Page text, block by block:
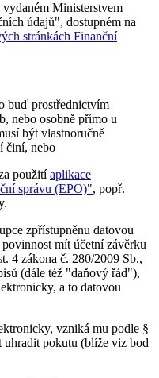
Ministerstvem
údajů", dostupném na
stránkách Finanční
buď prostřednictvím
nebo osobně přímo u
být vlastnoručně
činí, nebo
použitíaplikace
správu (EPO)", popř.
zpřístupněnu datovou
mít účetní závěrku
4 zákona č. 280/2009 Sb.,
(dále též "daňový řád"),
a to datovou
vzniká mu podle §
uhradit pokutu (blíže viz bod